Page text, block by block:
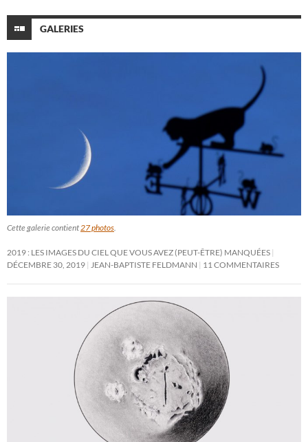
GALERIES
Cette galerie contient27 photos.
2019 : LES IMAGES DU CIEL QUE VOUS AVEZ (PEUT-ÊTRE) MANQUÉES
DÉCEMBRE 30, 2019 JEAN-BAPTISTE FELDMANN 11 COMMENTAIRES